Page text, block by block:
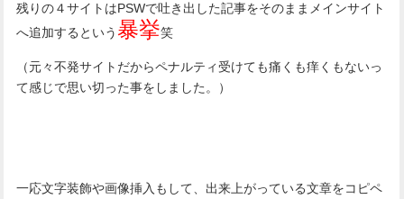
残りの４サイトはPSWで吐き出した記事をそのままメインサイト
へ追加するという 暴挙笑
（元々不発サイトだからペナルティ受けても痛くも痒くもないっ
て感じで思い切った事をしました。）
一応文字装飾や画像挿入もして、出来上がっている文章をコピペ